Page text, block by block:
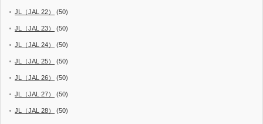
JL（JAL 22） (50)
JL（JAL 23） (50)
JL（JAL 24） (50)
JL（JAL 25） (50)
JL（JAL 26） (50)
JL（JAL 27） (50)
JL（JAL 28） (50)